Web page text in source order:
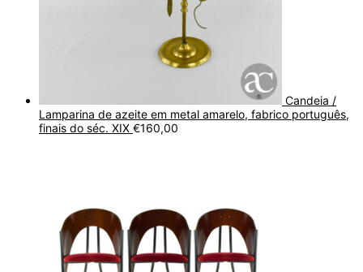
Candeia /
Lamparina de azeite em metal amarelo, fabrico português,
finais do séc. XIX €160,00